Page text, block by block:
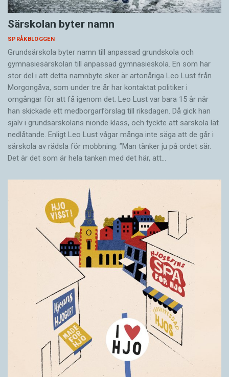
Särskolan byter namn
SPRÅKBLOGGEN
Grundsärskola byter namn till anpassad grundskola och
gymnasiesärskolan till anpassad gymnasieskola. En som har
stor del i att detta namnbyte sker är artonåriga Leo Lust från
Morgongåva, som under tre år har kontaktat politiker i
omgångar för att få igenom det. Leo Lust var bara 15 år när
han skickade ett medborgarförslag till riksdagen. Då gick han
själv i grundsärskolans nionde klass, och tyckte att särskola lät
nedlåtande. Enligt Leo Lust vågar många inte säga att de går i
särskola av rädsla för mobbning: ”Man tänker ju på ordet sär.
Det är det som är hela tanken med det här, att…